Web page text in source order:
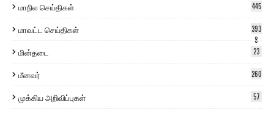
மாநில செய்திகள் 445
மாவட்ட செய்திகள்
393
8
மின்தடை 23
மீனவர் 260
முக்கிய அறிவிப்புகள் 57